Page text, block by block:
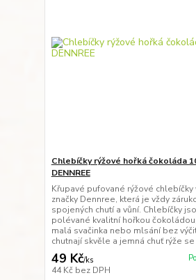
Chlebíčky rýžové hořká čokoláda
DENNREE
Křupavé pufované rýžové chlebíčky
značky Dennree, která je vždy
spojených chutí a vůní. Chlebíčky
polévané kvalitní hořkou
malá svačinka nebo mlsání bez
chutnají skvěle a jemná chuť rýže
49 Kč/ks
44 Kč bez DPH